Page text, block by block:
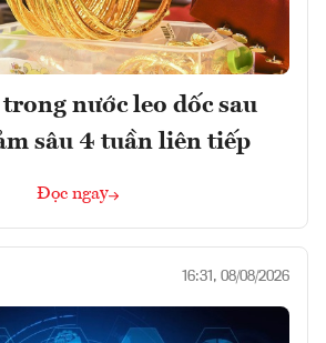
nước leo dốc sau
sâu 4 tuần liên tiếp
Đọc ngay
16:31, 08/08/2026